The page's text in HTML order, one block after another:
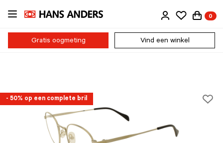
Ga
naar
inhoud
0
Gratis oogmeting Vind een winkel
- 50% op een complete bril